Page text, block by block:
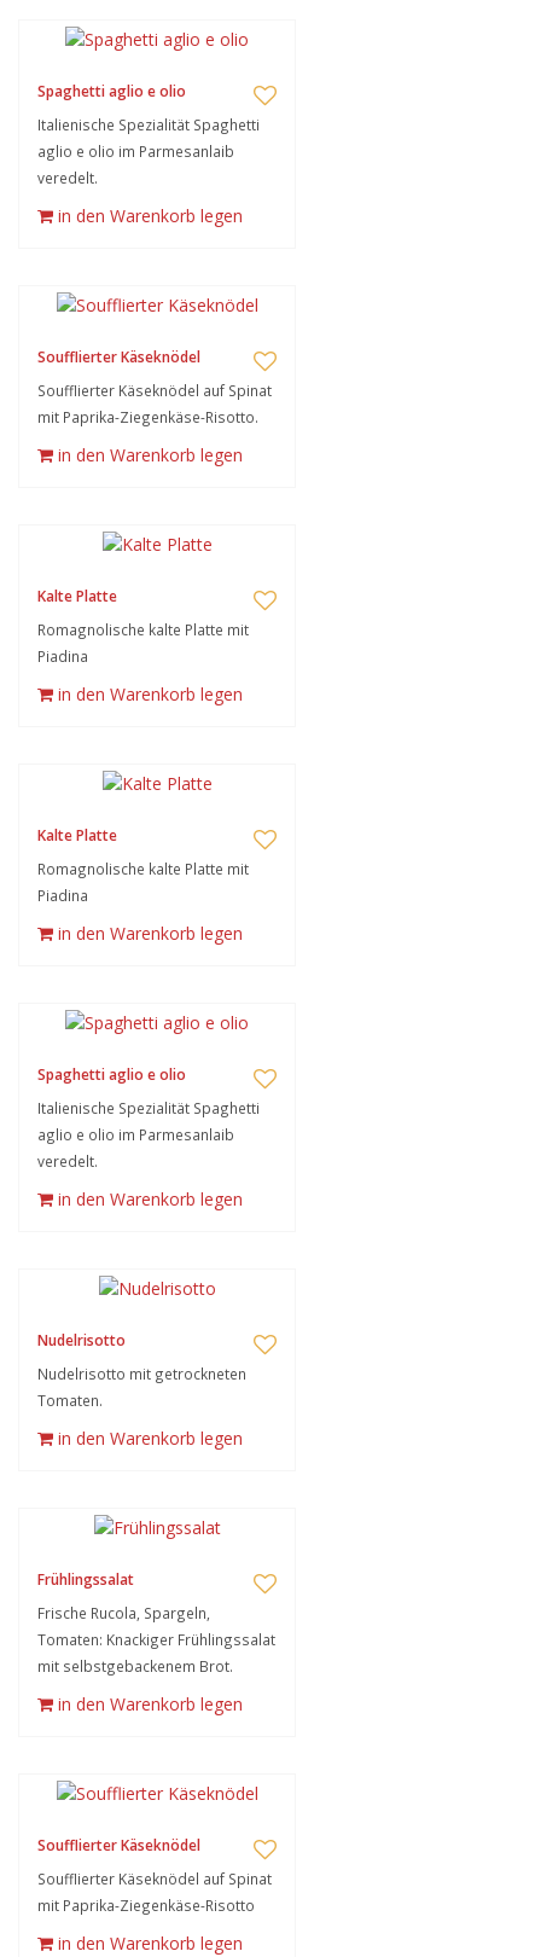
Spaghetti aglio e olio
Italienische Spezialität Spaghetti
aglio e olio im Parmesanlaib
veredelt.
in den Warenkorb legen
Soufflierter Käseknödel
Soufflierter Käseknödel auf Spinat
mit Paprika-Ziegenkäse-Risotto.
in den Warenkorb legen
Kalte Platte
Romagnolische kalte Platte mit
Piadina
in den Warenkorb legen
Kalte Platte
Romagnolische kalte Platte mit
Piadina
in den Warenkorb legen
Spaghetti aglio e olio
Italienische Spezialität Spaghetti
aglio e olio im Parmesanlaib
veredelt.
in den Warenkorb legen
Nudelrisotto
Nudelrisotto mit getrockneten
Tomaten.
in den Warenkorb legen
Frühlingssalat
Frische Rucola, Spargeln,
Tomaten: Knackiger Frühlingssalat
mit selbstgebackenem Brot.
in den Warenkorb legen
Soufflierter Käseknödel
Soufflierter Käseknödel auf Spinat
mit Paprika-Ziegenkäse-Risotto
in den Warenkorb legen